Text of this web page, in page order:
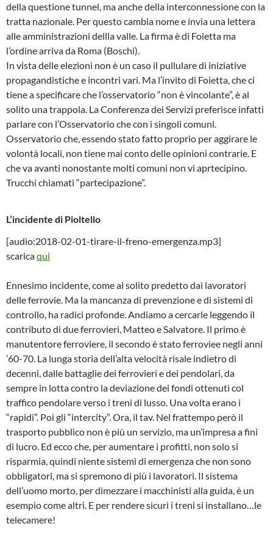
della questione tunnel, ma anche della interconnessione con la
tratta nazionale. Per questo cambia nome e invia una lettera
alle amministrazioni dellla valle. La firma è di Foietta ma
l’ordine arriva da Roma (Boschi).
In vista delle elezioni non è un caso il pullulare di iniziative
propagandistiche e incontri vari. Ma l’invito di Foietta, che ci
tiene a specificare che l’osservatorio “non è vincolante”, è al
solito una trappola. La Conferenza dei Servizi preferisce infatti
parlare con l’Osservatorio che con i singoli comuni.
Osservatorio che, essendo stato fatto proprio per aggirare le
volontà locali, non tiene mai conto delle opinioni contrarie. E
che va avanti nonostante molti comuni non vi aprtecipino.
Trucchi chiamati “partecipazione”.
L’incidente di Pioltello
[audio:2018-02-01-tirare-il-freno-emergenza.mp3]
scaricaqui
Ennesimo incidente, come al solito predetto dai lavoratori
delle ferrovie. Ma la mancanza di prevenzione e di sistemi di
controllo, ha radici profonde. Andiamo a cercarle leggendo il
contributo di due ferrovieri, Matteo e Salvatore. Il primo è
manutentore ferroviere, il secondo è stato ferroviee negli anni
’60-70. La lunga storia dell’alta velocità risale indietro di
decenni, dalle battaglie dei ferrovieri e dei pendolari, da
sempre in lotta contro la deviazione dei fondi ottenuti col
traffico pendolare verso i treni di lusso. Una volta erano i
“rapidi”. Poi gli “intercity”. Ora, il tav. Nel frattempo però il
trasporto pubblico non è più un servizio, ma un’impresa a fini
di lucro. Ed ecco che, per aumentare i profitti, non solo si
risparmia, quindi niente sistemi di emergenza che non sono
obbligatori, ma si spremono di più i lavoratori. Il sistema
dell’uomo morto, per dimezzare i macchinisti alla guida, è un
esempio come altri. E per rendere sicuri i treni si installano…le
telecamere!